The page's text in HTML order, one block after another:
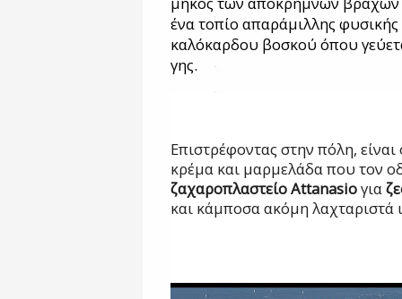
ένα τοπίο απαράμιλλης
καλόκαρδου βοσκού όπου
γης.
Επιστρέφοντας στην πόλη,
κρέμα και μαρμελάδα που τον
ζαχαροπλαστείοAttanasioγια
και κάμποσα ακόμη λαχταριστά